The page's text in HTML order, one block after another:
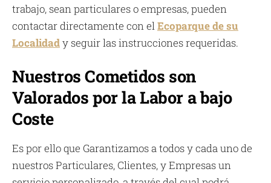
trabajo, sean particulares o empresas, pueden
contactar directamente con elEcoparque de su
Localidady seguir las instrucciones requeridas.
Nuestros Cometidos son
Valorados por la Labor a bajo
Coste
Es por ello que Garantizamos a todos y cada uno de
nuestros Particulares, Clientes, y Empresas un